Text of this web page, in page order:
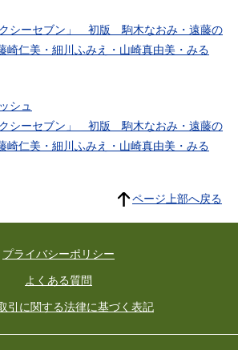
シーセブン」 初版 駒木なおみ・遠藤の
崎仁美・細川ふみえ・山崎真由美・みる
シュ
シーセブン」 初版 駒木なおみ・遠藤の
崎仁美・細川ふみえ・山崎真由美・みる
ページ上部へ戻る
プライバシーポリシー
よくある質問
引に関する法律に基づく表記